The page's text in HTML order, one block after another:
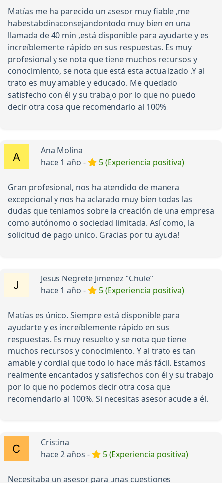
Matías me ha parecido un asesor muy fiable ,me
habestabdinaconsejandontodo muy bien en una
llamada de 40 min ,está disponible para ayudarte y es
increíblemente rápido en sus respuestas. Es muy
profesional y se nota que tiene muchos recursos y
conocimiento, se nota que está esta actualizado .Y al
trato es muy amable y educado. Me quedado
satisfecho con él y su trabajo por lo que no puedo
decir otra cosa que recomendarlo al 100%.
Ana Molina
hace 1 año -
5 (Experiencia positiva)
Gran profesional, nos ha atendido de manera
excepcional y nos ha aclarado muy bien todas las
dudas que teniamos sobre la creación de una empresa
como autónomo o sociedad limitada. Así como, la
solicitud de pago unico. Gracias por tu ayuda!
Jesus Negrete Jimenez “Chule”
hace 1 año -
5 (Experiencia positiva)
Matías es único. Siempre está disponible para
ayudarte y es increíblemente rápido en sus
respuestas. Es muy resuelto y se nota que tiene
muchos recursos y conocimiento. Y al trato es tan
amable y cordial que todo lo hace más fácil. Estamos
realmente encantados y satisfechos con él y su trabajo
por lo que no podemos decir otra cosa que
recomendarlo al 100%. Si necesitas asesor acude a él.
Cristina
hace 2 años -
5 (Experiencia positiva)
Necesitaba un asesor para unas cuestiones